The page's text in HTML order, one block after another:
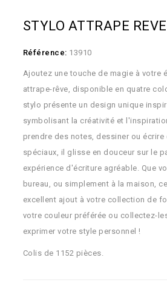
STYLO ATTRAPE
Référence: 13910
Ajoutez une touche de magie à votre
attrape-rêve, disponible en quatre
stylo présente un design unique
symbolisant la créativité et
prendre des notes, dessiner ou écrire
spéciaux, il glisse en douceur sur le
expérience d'écriture agréable. Que
bureau, ou simplement à la maison,
excellent ajout à votre collection de
votre couleur préférée ou collectez-
exprimer votre style personnel !
Colis de 1152 pièces.